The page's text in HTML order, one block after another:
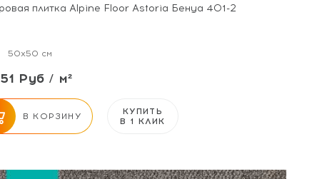
плитка Alpine Floor Astoria Бенуа 401-2
50x50 см
Руб / м²
В КОРЗИНУ
КУПИТЬ
В 1 КЛИК